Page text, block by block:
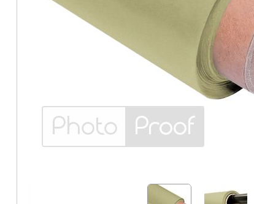
один фотофон
(тримач) PhotoProof